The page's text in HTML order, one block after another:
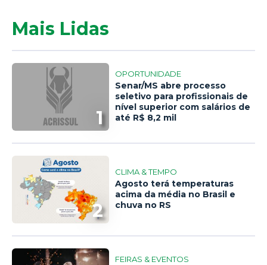
Mais Lidas
1
OPORTUNIDADE
Senar/MS abre processo
seletivo para profissionais de
nível superior com salários de
até R$ 8,2 mil
2
CLIMA & TEMPO
Agosto terá temperaturas
acima da média no Brasil e
chuva no RS
FEIRAS & EVENTOS